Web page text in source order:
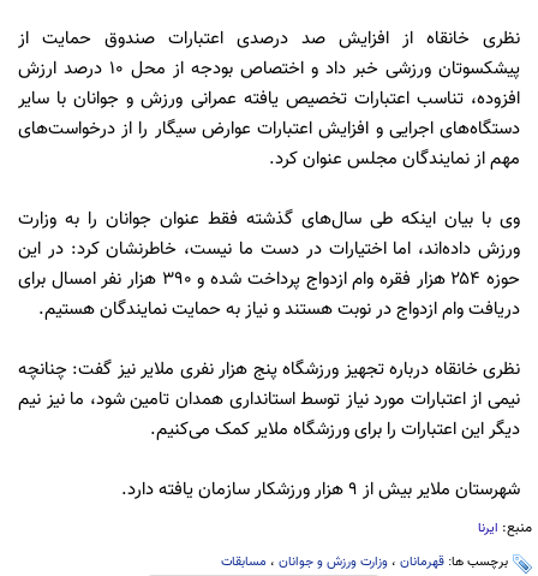
نظری خانقاه از افزایش صد درصدی اعتبارات صندوق حمایت از
پیشکسوتان ورزشی خبر داد و اختصاص بودجه از محل ۱۰ درصد ارزش
افزوده، تناسب اعتبارات تخصیص یافته عمرانی ورزش و جوانان با سایر
دستگاه‌های اجرایی و افزایش اعتبارات عوارض سیگار را از درخواست‌های
مهم از نمایندگان مجلس عنوان کرد.
وی با بیان اینکه طی سال‌های گذشته فقط عنوان جوانان را به وزارت
ورزش داده‌اند، اما اختیارات در دست ما نیست، خاطرنشان کرد: در این
حوزه ۲۵۴ هزار فقره وام ازدواج پرداخت شده و ۳۹۰ هزار نفر امسال برای
دریافت وام ازدواج در نوبت هستند و نیاز به حمایت نمایندگان هستیم.
نظری خانقاه درباره تجهیز ورزشگاه پنج هزار نفری ملایر نیز گفت: چنانچه
نیمی از اعتبارات مورد نیاز توسط استانداری همدان تامین شود، ما نیز نیم
دیگر این اعتبارات را برای ورزشگاه ملایر کمک می‌کنیم.
شهرستان ملایر بیش از ۹ هزار ورزشکار سازمان یافته دارد.
منبع: ایرنا
برچسب ها: قهرمانان ، وزارت ورزش و جوانان ، مسابقات